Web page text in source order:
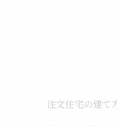
注文住宅の建て